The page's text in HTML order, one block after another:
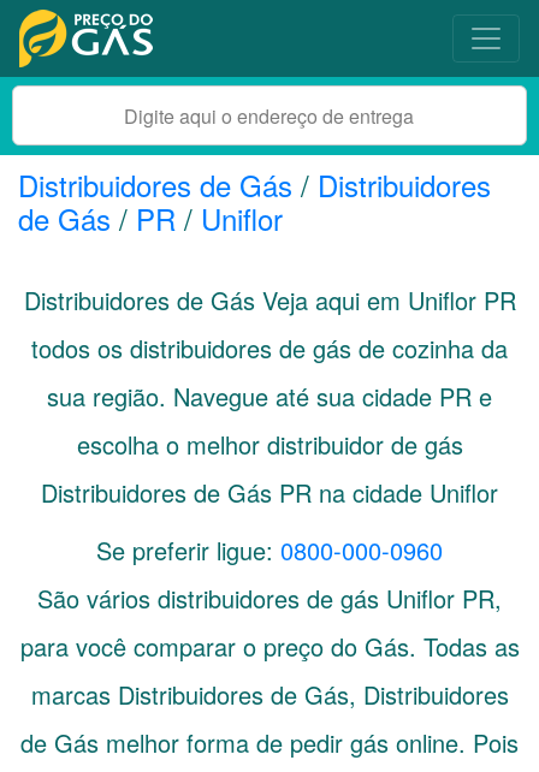
Distribuidores de Gás / Distribuidores
de Gás / PR / Uniflor
Distribuidores de Gás Veja aqui em Uniflor PR
todos os distribuidores de gás de cozinha da
sua região. Navegue até sua cidade PR e
escolha o melhor distribuidor de gás
Distribuidores de Gás PR na cidade Uniflor
Se preferir ligue: 0800-000-0960
São vários distribuidores de gás Uniflor PR,
para você comparar o preço do Gás. Todas as
marcas Distribuidores de Gás, Distribuidores
de Gás melhor forma de pedir gás online. Pois